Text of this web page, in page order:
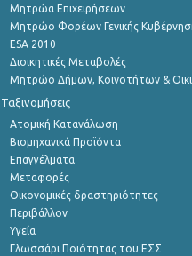
Μητρώα Επιχειρήσεων
Μητρώο Φορέων Γενικής
ESA 2010
Διοικητικές Μεταβολές
Μητρώο Δήμων, Κοινοτήτων &
Ταξινομήσεις
Ατομική Κατανάλωση
Βιομηχανικά Προϊόντα
Επαγγέλματα
Μεταφορές
Οικονομικές δραστηριότητες
Περιβάλλον
Υγεία
Γλωσσάρι Ποιότητας του ΕΣΣ